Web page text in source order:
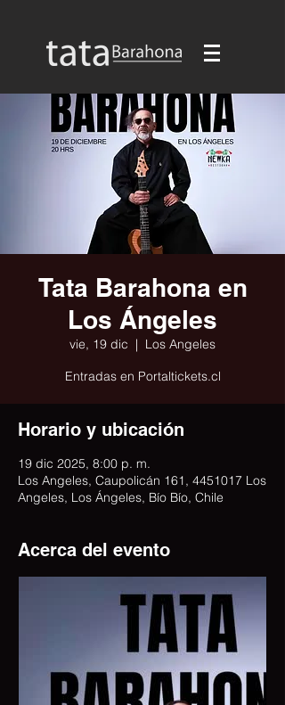
Tata Barahona en
Los Ángeles
vie, 19 dic
  |
Los Angeles
Entradas en Portaltickets.cl
Horario y ubicación
19 dic 2025, 8:00 p. m.
Los Angeles, Caupolicán 161, 4451017 Los
Angeles, Los Ángeles, Bío Bío, Chile
Acerca del evento